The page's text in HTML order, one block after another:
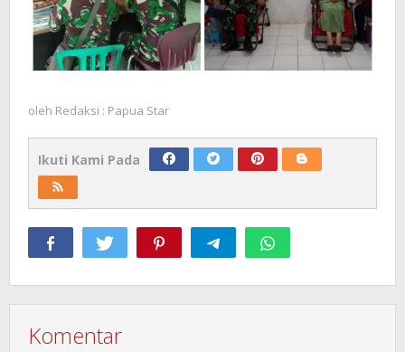
oleh Redaksi : Papua Star
Ikuti Kami Pada
Komentar